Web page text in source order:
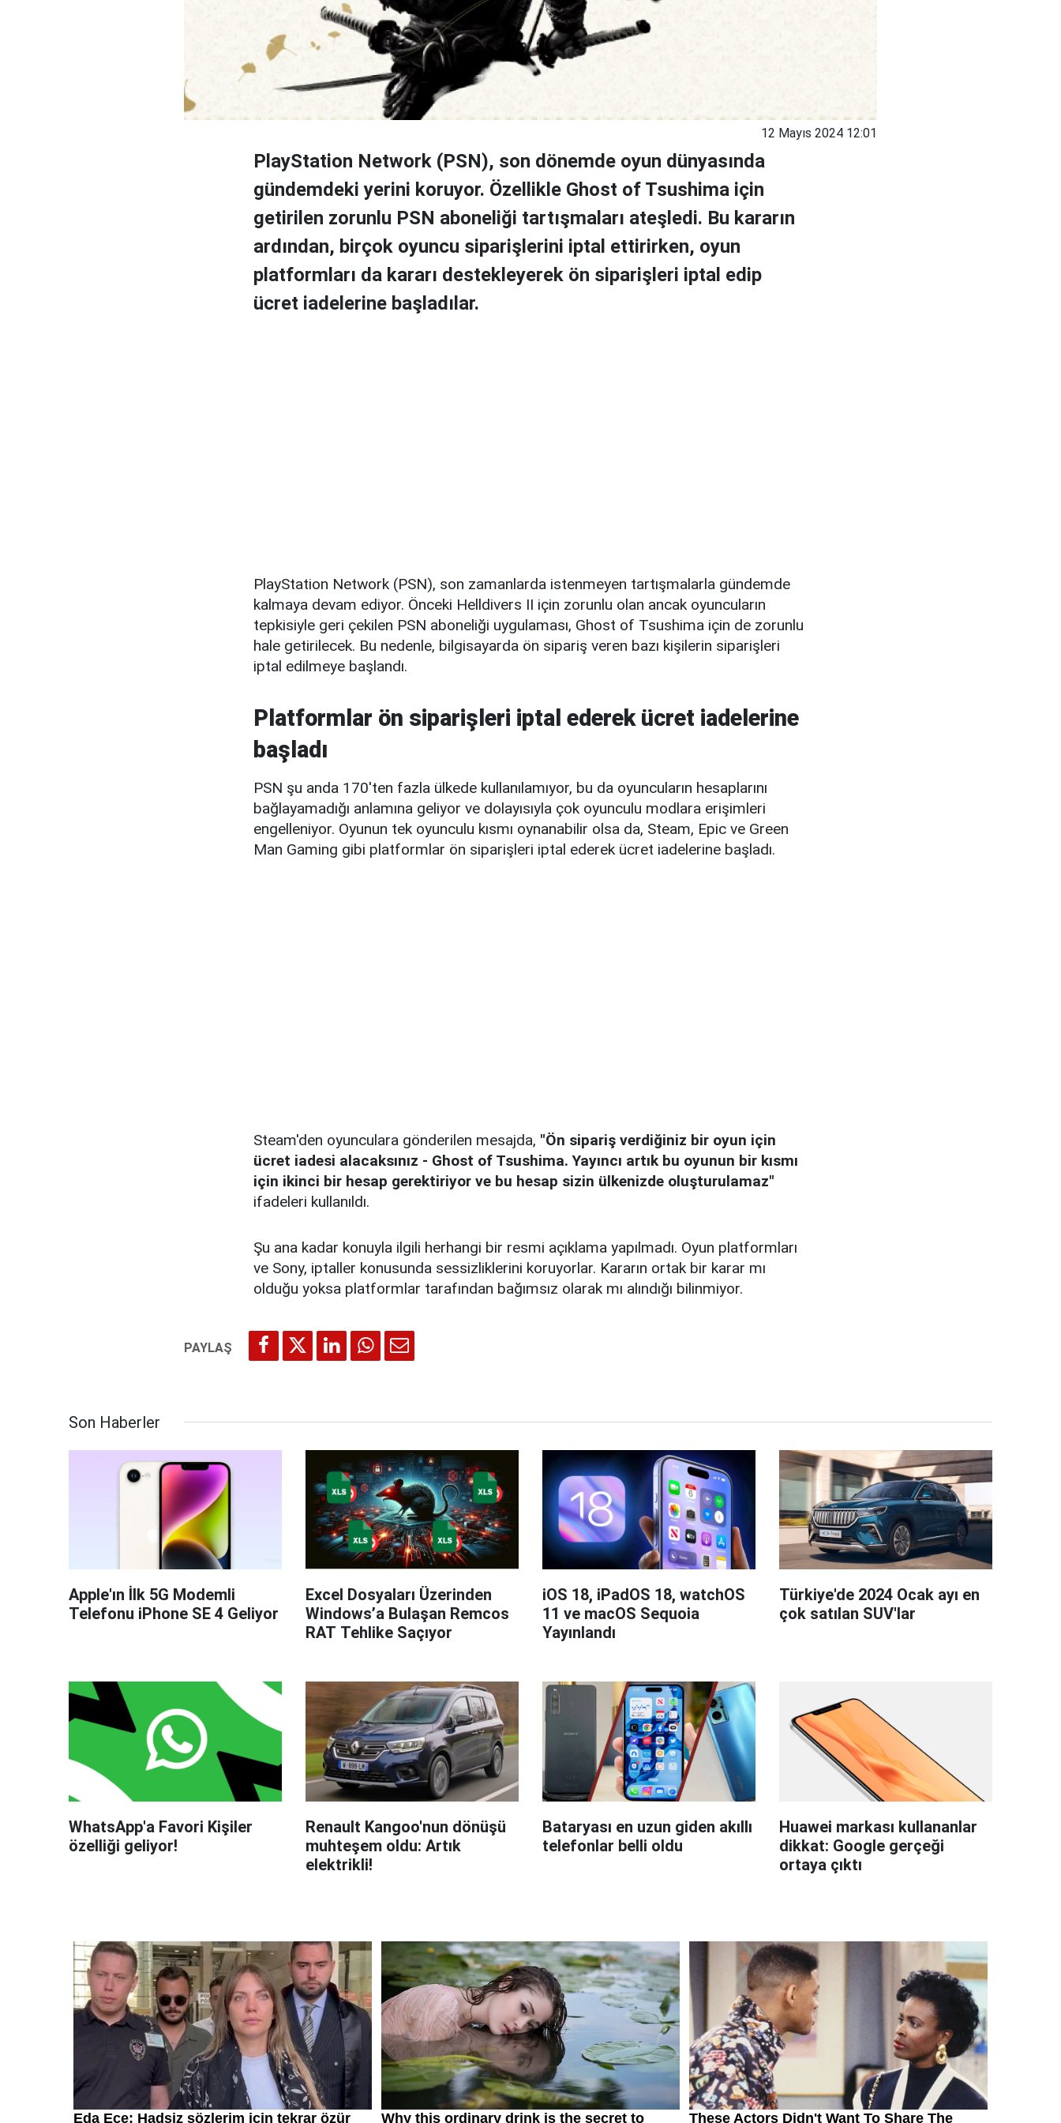
12 Mayıs 2024 12:01
PlayStation Network (PSN), son dönemde oyun dünyasında
gündemdeki yerini koruyor. Özellikle Ghost of Tsushima için
getirilen zorunlu PSN aboneliği tartışmaları ateşledi. Bu kararın
ardından, birçok oyuncu siparişlerini iptal ettirirken, oyun
platformları da kararı destekleyerek ön siparişleri iptal edip
ücret iadelerine başladılar.
PlayStation Network (PSN), son zamanlarda istenmeyen tartışmalarla gündemde
kalmaya devam ediyor. Önceki Helldivers II için zorunlu olan ancak oyuncuların
tepkisiyle geri çekilen PSN aboneliği uygulaması, Ghost of Tsushima için de zorunlu
hale getirilecek. Bu nedenle, bilgisayarda ön sipariş veren bazı kişilerin siparişleri
iptal edilmeye başlandı.
Platformlar ön siparişleri iptal ederek ücret iadelerine
başladı
PSN şu anda 170'ten fazla ülkede kullanılamıyor, bu da oyuncuların hesaplarını
bağlayamadığı anlamına geliyor ve dolayısıyla çok oyunculu modlara erişimleri
engelleniyor. Oyunun tek oyunculu kısmı oynanabilir olsa da, Steam, Epic ve Green
Man Gaming gibi platformlar ön siparişleri iptal ederek ücret iadelerine başladı.
Steam'den oyunculara gönderilen mesajda, "Ön sipariş verdiğiniz bir oyun için
ücret iadesi alacaksınız - Ghost of Tsushima. Yayıncı artık bu oyunun bir kısmı
için ikinci bir hesap gerektiriyor ve bu hesap sizin ülkenizde oluşturulamaz"
ifadeleri kullanıldı.
Şu ana kadar konuyla ilgili herhangi bir resmi açıklama yapılmadı. Oyun platformları
ve Sony, iptaller konusunda sessizliklerini koruyorlar. Kararın ortak bir karar mı
olduğu yoksa platformlar tarafından bağımsız olarak mı alındığı bilinmiyor.
Son Haberler
Apple'ın İlk 5G Modemli
Telefonu iPhone SE 4 Geliyor
Excel Dosyaları Üzerinden
Windows’a Bulaşan Remcos
RAT Tehlike Saçıyor
iOS 18, iPadOS 18, watchOS
11 ve macOS Sequoia
Yayınlandı
Türkiye'de 2024 Ocak ayı en
çok satılan SUV'lar
WhatsApp'a Favori Kişiler
özelliği geliyor!
Renault Kangoo'nun dönüşü
muhteşem oldu: Artık
elektrikli!
Bataryası en uzun giden akıllı
telefonlar belli oldu
Huawei markası kullananlar
dikkat: Google gerçeği
ortaya çıktı